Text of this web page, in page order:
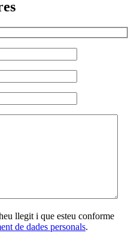
llegit i que esteu conforme
de dades personals.